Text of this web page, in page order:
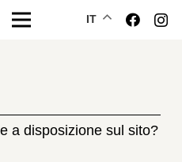
IT
a disposizione sul sito?